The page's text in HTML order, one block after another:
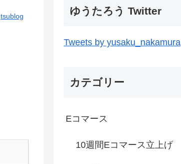
tsublog ゆうたろう Twitter
Tweets by yusaku_nakamura
カテゴリー
Eコマース
10週間Eコマース立上げ